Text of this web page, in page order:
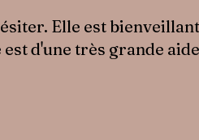
Elle est
d'une très grande